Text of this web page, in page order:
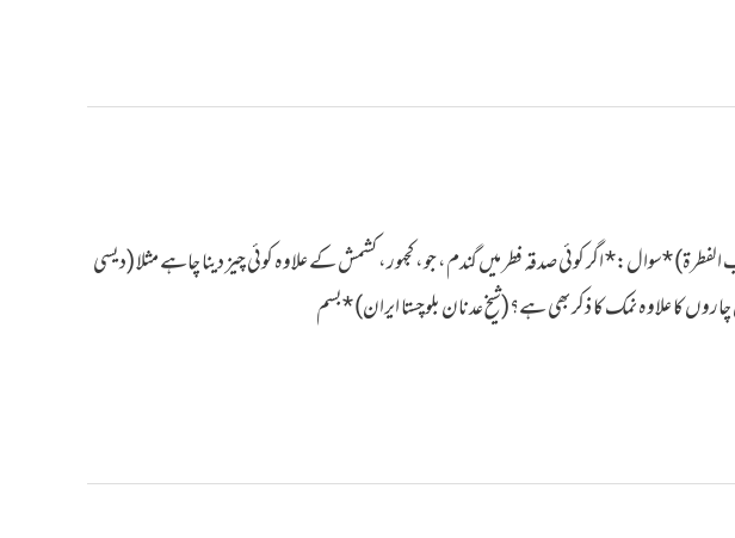
الزکاۃ باب الفطرۃ) *سوال:* اگر کوئی صدقہ فطر میں گندم، جو، کجهور، کشمش کے علاوہ کوئی چیز دینا چاہے مثلا (دیسی
کا علاوہ نمک کا ذکر بھی ہے؟(شیخ عدنان بلوچستا ایران) *بسم